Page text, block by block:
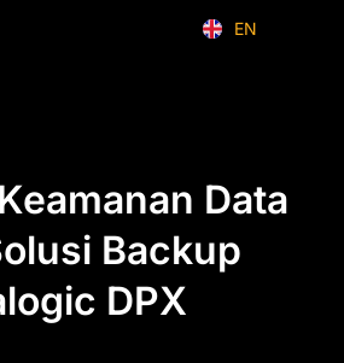
EN
ID
Data
Backup
DPX